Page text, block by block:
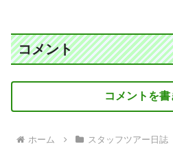
コメント
コメントを
ホーム スタッフツアー日誌